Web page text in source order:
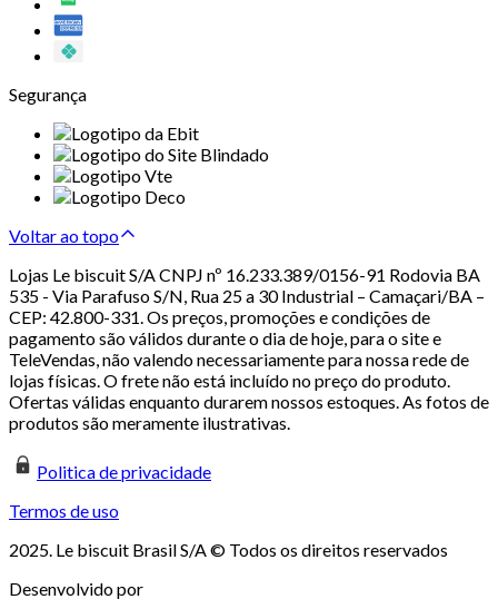
Segurança
Voltar ao topo
Lojas Le biscuit S/A CNPJ nº 16.233.389/0156-91 Rodovia BA
535 - Via Parafuso S/N, Rua 25 a 30 Industrial – Camaçari/BA –
CEP: 42.800-331. Os preços, promoções e condições de
pagamento são válidos durante o dia de hoje, para o site e
TeleVendas, não valendo necessariamente para nossa rede de
lojas físicas. O frete não está incluído no preço do produto.
Ofertas válidas enquanto durarem nossos estoques. As fotos de
produtos são meramente ilustrativas.
Politica de privacidade
Termos de uso
2025. Le biscuit Brasil S/A © Todos os direitos reservados
Desenvolvido por